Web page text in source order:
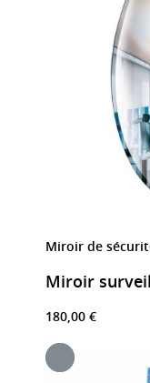
Miroir de
Miroir
180,00 €